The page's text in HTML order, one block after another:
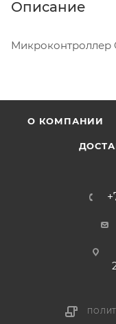
Описание
Микроконтроллер
О КОМПАНИИ